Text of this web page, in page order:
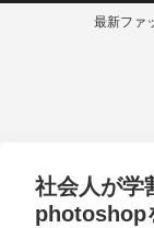
最新ファ
社会人が学
photoshop